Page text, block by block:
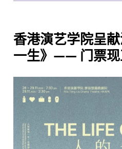
香港演艺学院呈
一生》—— 门票现